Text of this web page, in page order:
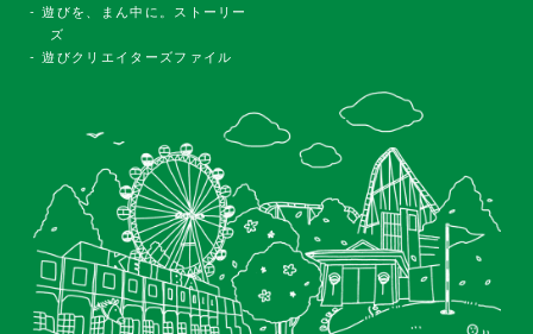
遊びを、まん中に。ストーリー
ズ
遊びクリエイターズファイル